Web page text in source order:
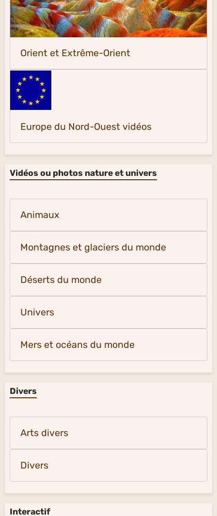
Orient et Extrême-Orient
Europe du Nord-Ouest vidéos
Vidéos ou photos nature et univers
Animaux
Montagnes et glaciers du monde
Déserts du monde
Univers
Mers et océans du monde
Divers
Arts divers
Divers
Interactif